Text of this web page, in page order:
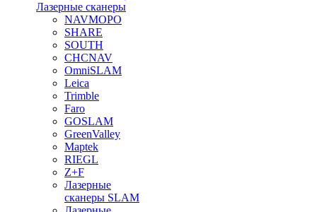
Лазерные сканеры
NAVMOPO
SHARE
SOUTH
CHCNAV
OmniSLAM
Leica
Trimble
Faro
GOSLAM
GreenValley
Maptek
RIEGL
Z+F
Лазерные
сканеры SLAM